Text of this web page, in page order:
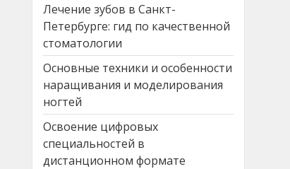
Лечение зубов в Санкт-
Петербурге: гид по качественной
стоматологии
Основные техники и особенности
наращивания и моделирования
ногтей
Освоение цифровых
специальностей в
дистанционном формате